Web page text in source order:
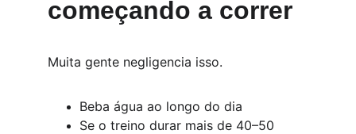
começando a correr
Muita gente negligencia isso.
Beba água ao longo do dia
Se o treino durar mais de 40–50